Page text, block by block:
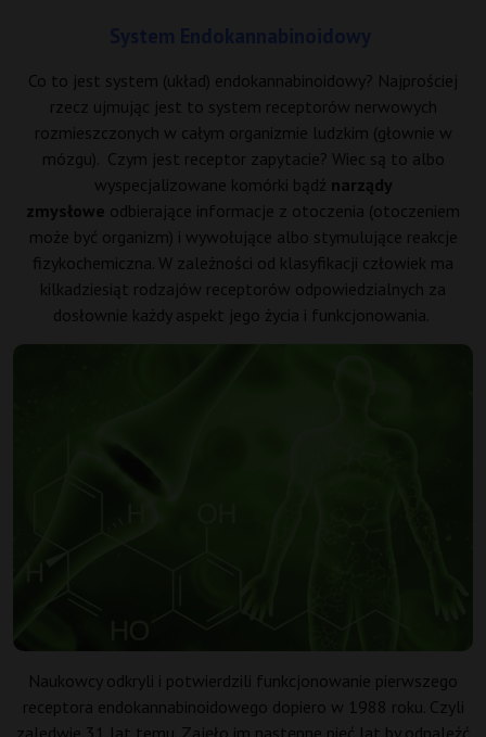
Co to jest system (układ) endokannabinoidowy? Najprościej
rzecz ujmując jest to system receptorów nerwowych
rozmieszczonych w całym organizmie ludzkim (głownie w
mózgu). Czym jest receptor zapytacie? Wiec są to albo
wyspecjalizowane komórki bądź narządy
zmysłowe odbierające informacje z otoczenia (otoczeniem
może być organizm) i wywołujące albo stymulujące reakcje
fizykochemiczna. W zależności od klasyfikacji człowiek ma
kilkadziesiąt rodzajów receptorów odpowiedzialnych za
dosłownie każdy aspekt jego życia i funkcjonowania.
Naukowcy odkryli i potwierdzili funkcjonowanie pierwszego
receptora endokannabinoidowego dopiero w 1988 roku. Czyli
zaledwie 31 lat temu. Zajęło im następne pięć lat by odnaleźć